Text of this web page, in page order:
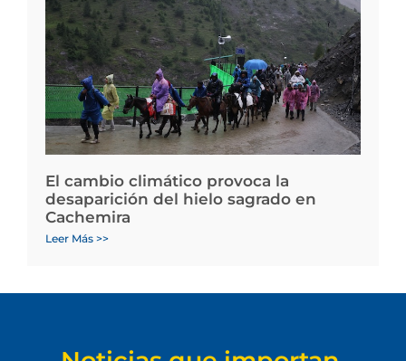
El cambio climático provoca la
desaparición del hielo sagrado en
Cachemira
Leer Más >>